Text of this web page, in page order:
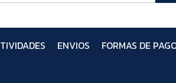
ENVIOS FORMAS DE